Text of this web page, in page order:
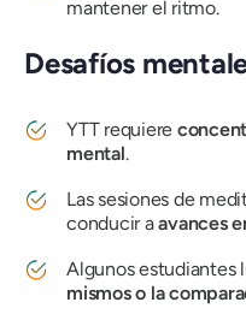
mantener el ritmo.
Desafíos
YTT requiere
mental.
Las sesiones de
conducir aavances
Algunos estudiantes
mismos o la